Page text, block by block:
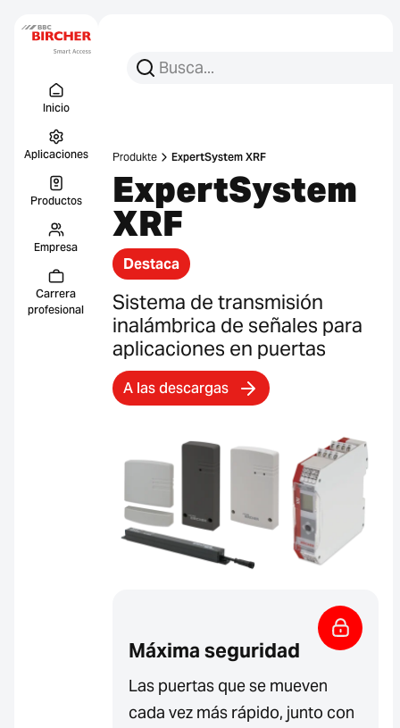
Inicio
Aplicaciones
Productos
Empresa
Carrera
profesional
Busca:
Busca en
Produkte ExpertSystem XRF
ExpertSystem
XRF
Destaca
Sistema de transmisión
inalámbrica de señales para
aplicaciones en puertas
A las descargas
Máxima seguridad
Las puertas que se mueven
cada vez más rápido, junto con